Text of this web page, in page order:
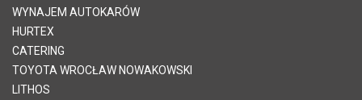
WYNAJEM AUTOKARÓW
HURTEX
CATERING
TOYOTA WROCŁAW NOWAKOWSKI
LITHOS